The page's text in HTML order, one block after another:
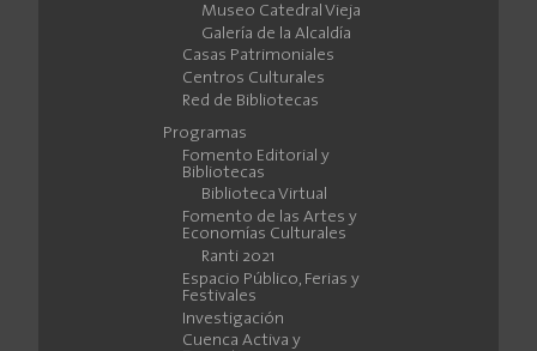
Museo Catedral Vieja
Galería de la Alcaldía
Casas Patrimoniales
Centros Culturales
Red de Bibliotecas
Programas
Fomento Editorial y
Bibliotecas
Biblioteca Virtual
Fomento de las Artes y
Economías Culturales
Ranti 2021
Espacio Público, Ferias y
Festivales
Investigación
Cuenca Activa y